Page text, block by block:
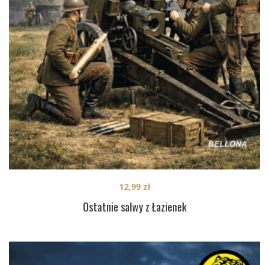
Ostatnie salwy z Łazienek
12,99 zł